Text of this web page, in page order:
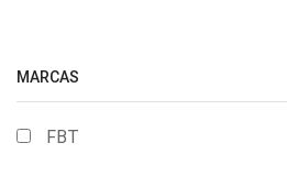
MARCAS
FBT